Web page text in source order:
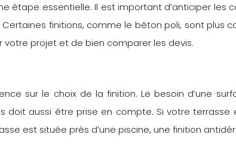
étape essentielle. Il est important d’anticiper les
finitions, comme le béton poli, sont plus
projet et de bien comparer les devis.
sur le choix de la finition. Le besoin d’une
doit aussi être prise en compte. Si votre
est située près d’une piscine, une finition